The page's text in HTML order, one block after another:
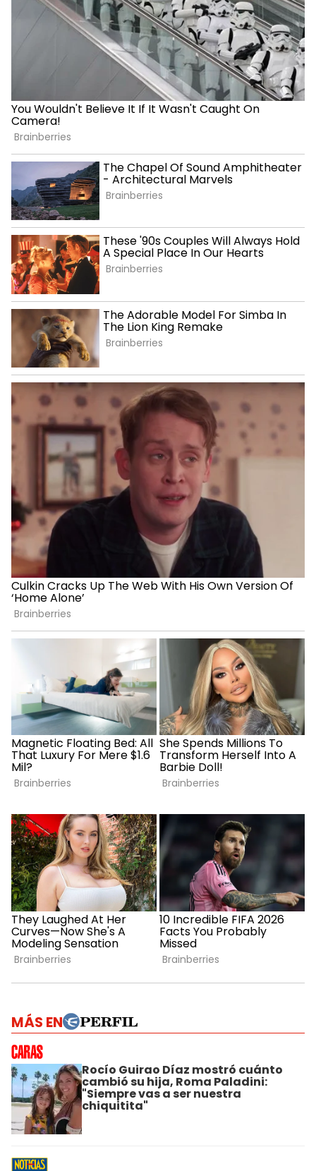
MÁS EN
Rocío Guirao Díaz mostró cuánto
cambió su hija, Roma Paladini:
"Siempre vas a ser nuestra
chiquitita"